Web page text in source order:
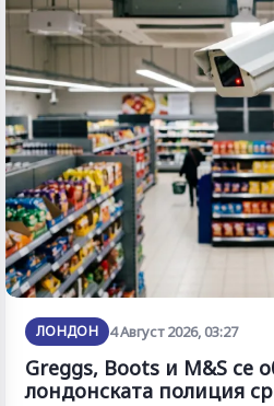
ЛОНДОН 4 Август 2026, 03:27
Greggs, Boots и M&S се
лондонската полиция